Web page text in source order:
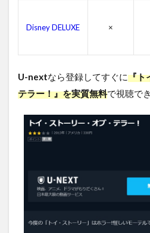
ー！
吹き
替え
声優
4.3
ト
イ・
オ
ブ・
Disney DELUXE ×
U-nextなら登録してすぐに『ト
テラー！』を実質無料で視聴で